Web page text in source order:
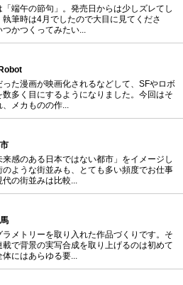
端午の節句」。発売日からは少しズレてし
執筆時は4月でしたので大目に見てくださ
かつくってみたい...
た漫画が映画化されるなどして、SFやロボ
数多く目にするようになりました。今回はそ
メカものの作...
感のある日本ではない都市」をイメージし
のような街並みも、とても多い頻度でお仕事
の街並みは比較...
メトリーを取り入れた作品づくりです。そ
載で背景の実写合成を取り上げるのは初めて
にはあらゆる要...